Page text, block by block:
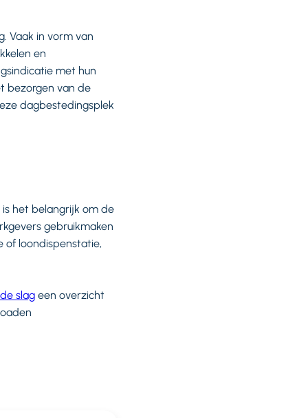
Vaak in vorm van
en
met hun
bezorgen van de
dagbestedingsplek
het belangrijk om de
gebruikmaken
of loondispenstatie,
slageen overzicht